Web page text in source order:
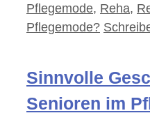
Pflegemode, Reha,
Pflegemode?
Sinnvolle
Senioren im